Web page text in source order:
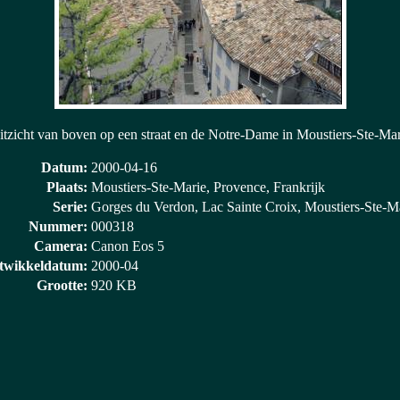
van boven op een straat en de Notre-Dame in Moustiers-Ste-
Datum: 2000-04-16
Plaats: Moustiers-Ste-Marie, Provence, Frankrijk
Serie: Gorges du Verdon, Lac Sainte Croix, Moustiers-Ste-
Nummer: 000318
Camera: Canon Eos 5
2000-04
Grootte: 920 KB